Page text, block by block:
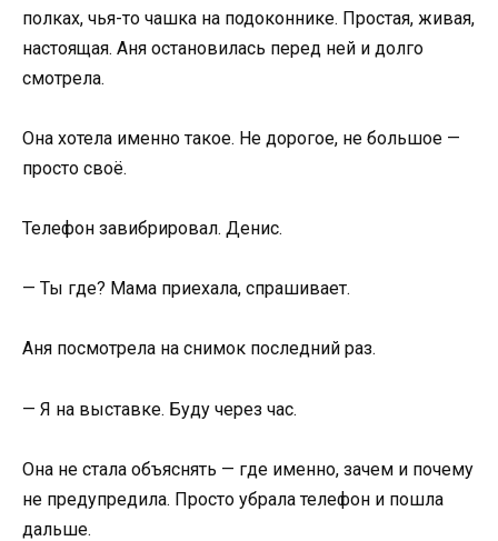
полках, чья-то чашка на подоконнике. Простая, живая,
настоящая. Аня остановилась перед ней и долго
смотрела.
Она хотела именно такое. Не дорогое, не большое —
просто своё.
Телефон завибрировал. Денис.
— Ты где? Мама приехала, спрашивает.
Аня посмотрела на снимок последний раз.
— Я на выставке. Буду через час.
Она не стала объяснять — где именно, зачем и почему
не предупредила. Просто убрала телефон и пошла
дальше.